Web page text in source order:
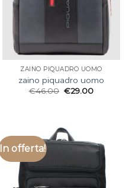
ZAINO PIQUADRO UOMO
zaino piquadro uomo
€46.00 €29.00
In offerta!